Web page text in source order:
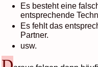
Es besteht eine
entsprechende
Es fehlt das
Partner.
usw.